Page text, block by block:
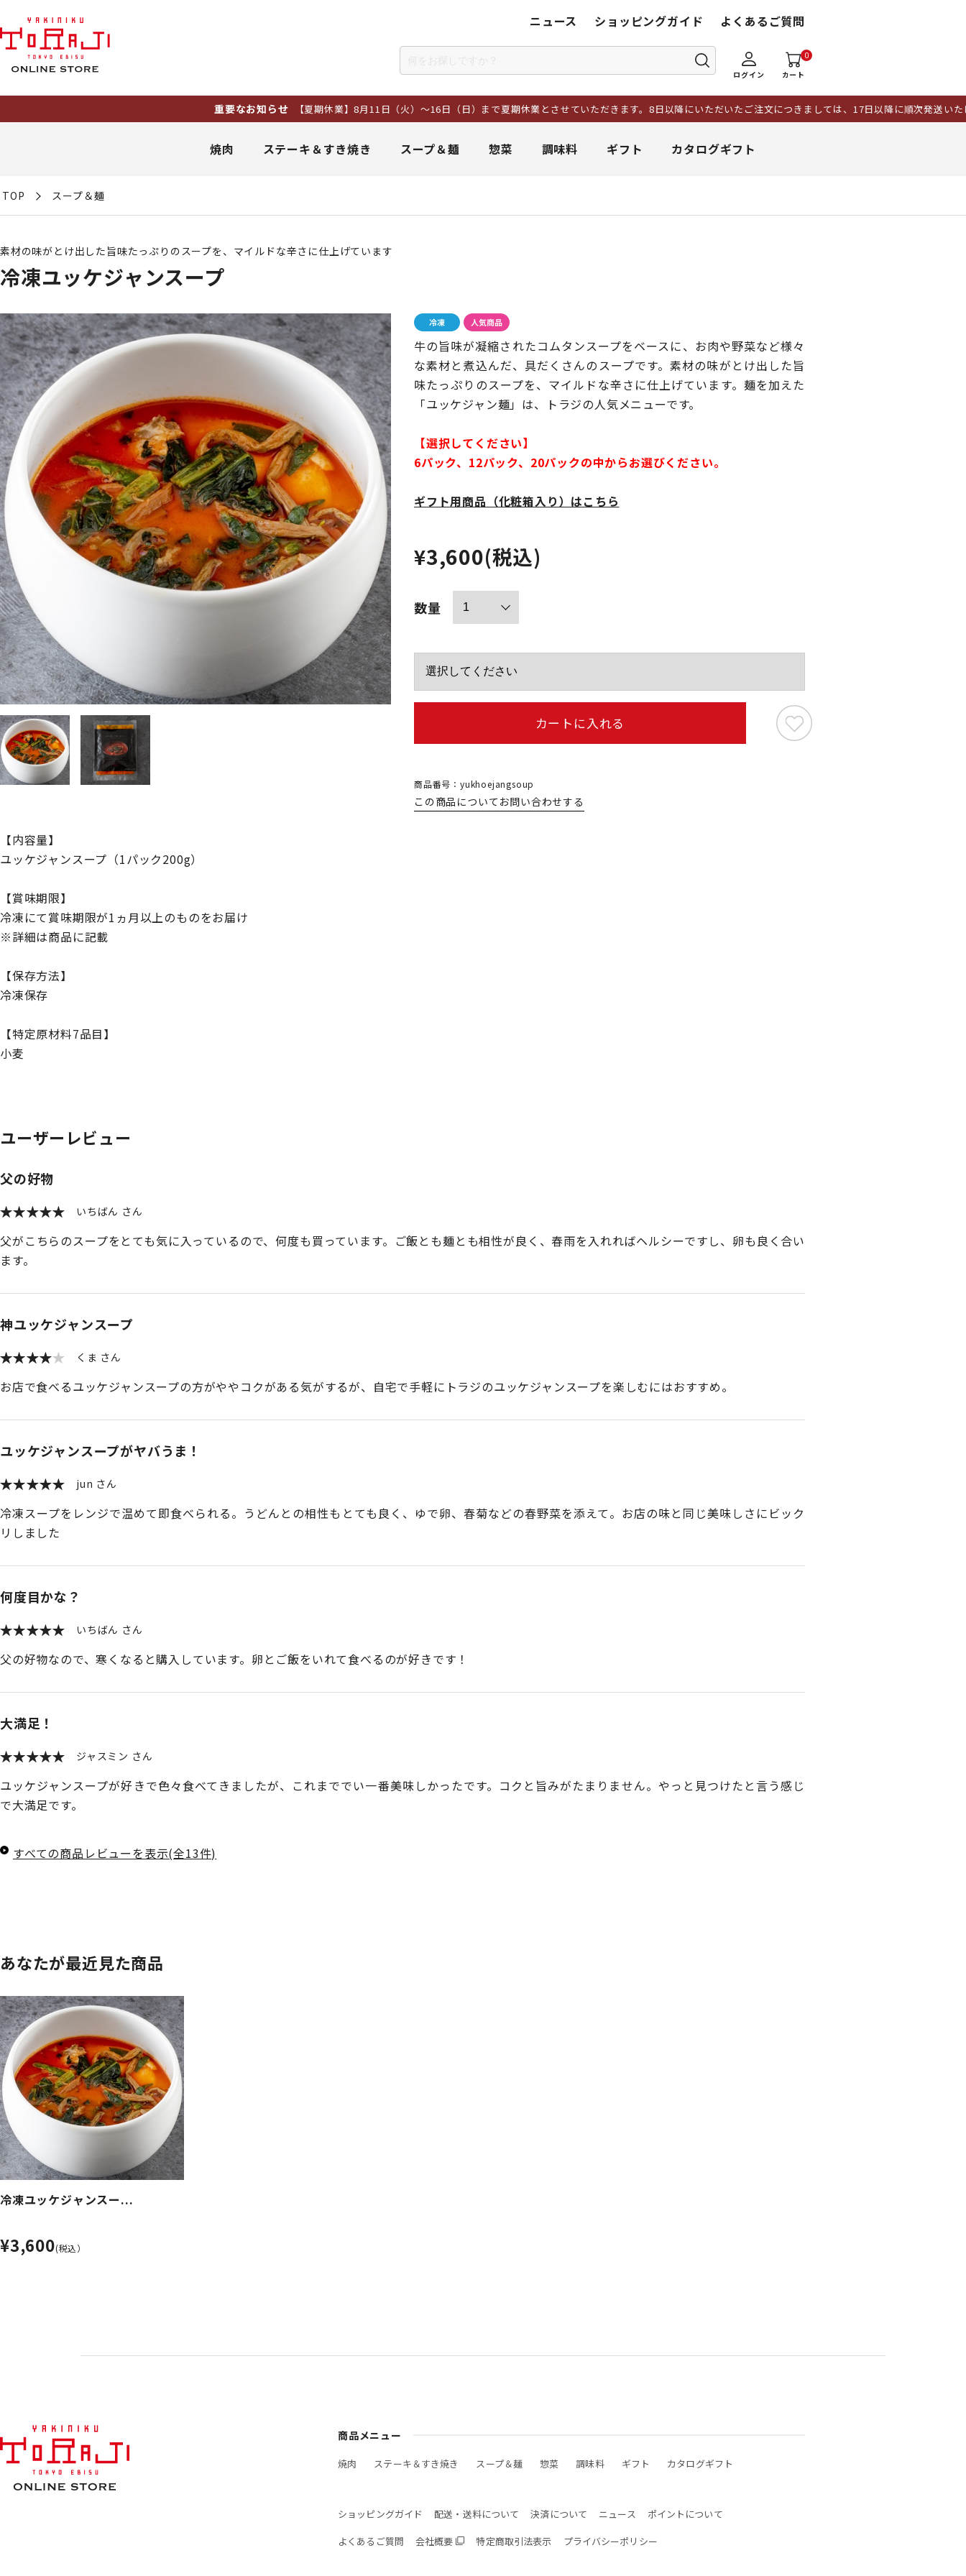
ニュース ショッピングガイド よくあるご質問
ログイン
0
カート
重要なお知らせ 【夏期休業】8月11日（火）～16日（日）まで夏期休業とさせていただきます。8日以降にいただいたご注文につきましては、17日以降に順次発送いたします。ま
焼肉 ステーキ＆すき焼き スープ＆麺 惣菜 調味料 ギフト カタログギフト
TOP スープ＆麺
素材の味がとけ出した旨味たっぷりのスープを、マイルドな辛さに仕上げています
冷凍ユッケジャンスープ
牛の旨味が凝縮されたコムタンスープをベースに、お肉や野菜など様々
な素材と煮込んだ、具だくさんのスープです。素材の味がとけ出した旨
味たっぷりのスープを、マイルドな辛さに仕上げています。麺を加えた
「ユッケジャン麺」は、トラジの人気メニューです。
【選択してください】
6パック、12パック、20パックの中からお選びください。
ギフト用商品（化粧箱入り）はこちら
¥3,600(税込)
数量
カートに入れる
商品番号：yukhoejangsoup
この商品についてお問い合わせする
【内容量】
ユッケジャンスープ（1パック200g）
【賞味期限】
冷凍にて賞味期限が1ヵ月以上のものをお届け
※詳細は商品に記載
【保存方法】
冷凍保存
【特定原材料7品目】
小麦
ユーザーレビュー
父の好物
いちばん
父がこちらのスープをとても気に入っているので、何度も買っています。ご飯とも麺とも相性が良く、春雨を入れればヘルシーですし、卵も良く合い
ます。
神ユッケジャンスープ
くま
お店で食べるユッケジャンスープの方がややコクがある気がするが、自宅で手軽にトラジのユッケジャンスープを楽しむにはおすすめ。
ユッケジャンスープがヤバうま！
jun
冷凍スープをレンジで温めて即食べられる。うどんとの相性もとても良く、ゆで卵、春菊などの春野菜を添えて。お店の味と同じ美味しさにビック
リしました
何度目かな？
いちばん
父の好物なので、寒くなると購入しています。卵とご飯をいれて食べるのが好きです！
大満足！
ジャスミン
ユッケジャンスープが好きで色々食べてきましたが、これまででい一番美味しかったです。コクと旨みがたまりません。やっと見つけたと言う感じ
で大満足です。
すべての商品レビューを表示(全13件)
あなたが最近見た商品
冷凍ユッケジャンスー...
¥3,600(税込）
商品メニュー
焼肉 ステーキ＆すき焼き スープ＆麺 惣菜 調味料 ギフト カタログギフト
ショッピングガイド 配送・送料について 決済について ニュース
ポイントについて
よくあるご質問
会社概要 特定商取引法表示 プライバシーポリシー